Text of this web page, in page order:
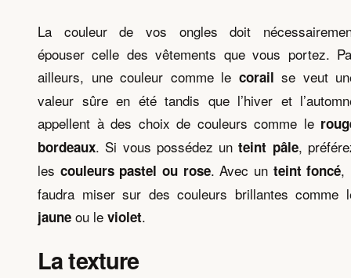
La couleur de vos ongles doit
épouser celle des vêtements que vous portez.
ailleurs, une couleur comme le corail se veut
valeur sûre en été tandis que l’hiver et
appellent à des choix de couleurs comme le
bordeaux. Si vous possédez unteint pâle,
les couleurs pastel ou rose. Avec un teint foncé,
faudra miser sur des couleurs brillantes comme
jaune ou le violet.
La texture